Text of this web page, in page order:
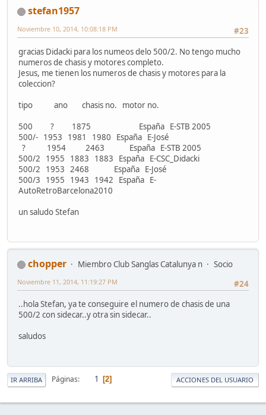
stefan1957
#23
Noviembre 10, 2014, 10:08:18 PM
gracias Didacki para los numeos delo 500/2. No tengo mucho
numeros de chasis y motores completo.
Jesus, me tienen los numeros de chasis y motores para la
coleccion?
tipo ano chasis no. motor no.
500 ? 1875 España E-STB 2005
500/- 1953 1981 1980 España E-José
? 1954 2463 España E-STB 2005
500/2 1955 1883 1883 España E-CSC_Didacki
500/2 1953 2468 España E-José
500/3 1955 1943 1942 España E-
AutoRetroBarcelona2010
un saludo Stefan
chopper Miembro Club Sanglas Catalunya n
Socio
#24
Noviembre 11, 2014, 11:19:27 PM
..hola Stefan, ya te conseguire el numero de chasis de una
500/2 con sidecar..y otra sin sidecar..
saludos
IR ARRIBA Páginas 1 2 ACCIONES DEL USUARIO